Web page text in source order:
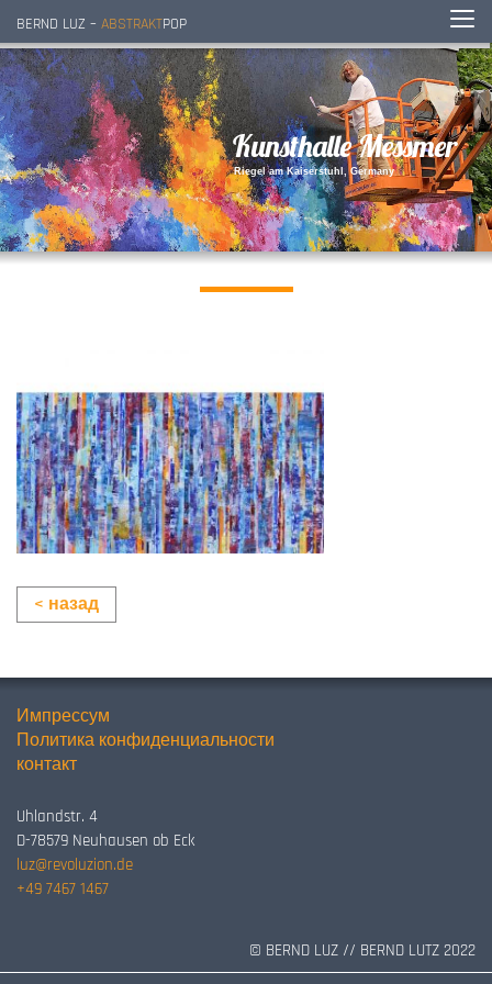
BERND LUZ – ABSTRAKTPOP
KunsthalleMessmer
Riegel am Kaiserstuh , Germany
< назад
Импрессум
Политика конфиденциальности
контакт
Uhlandstr. 4
D-78579 Neuhausen ob Eck
luz@revoluzion.de
+49 7467 1467
© BERND LUZ // BERND LUTZ 2022